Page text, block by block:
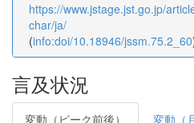
https://www.jstage.jst.go.jp/
char/ja/
(info:doi/10.18946/jssm.75.2_60
言及状況
変動（ピーク前後） 変動（